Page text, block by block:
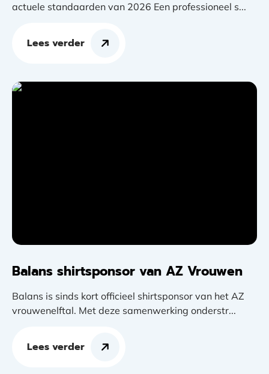
actuele standaarden van 2026 Een professioneel s...
Lees verder
Balans shirtsponsor van AZ Vrouwen
Balans is sinds kort officieel shirtsponsor van het AZ
vrouwenelftal. Met deze samenwerking onderstr...
Lees verder